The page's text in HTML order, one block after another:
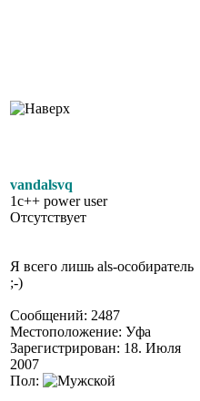
vandalsvq
1c++ power user
Отсутствует
Я всего лишь als-особиратель
;-)
Сообщений: 2487
Местоположение: Уфа
Зарегистрирован: 18. Июля
2007
Пол: